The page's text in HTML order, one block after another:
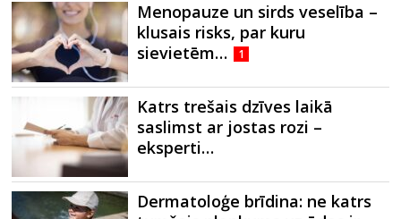
Menopauze un sirds veselība –
klusais risks, par kuru
sievietēm…
1
Katrs trešais dzīves laikā
saslimst ar jostas rozi –
eksperti…
Dermatoloģe brīdina: ne katrs